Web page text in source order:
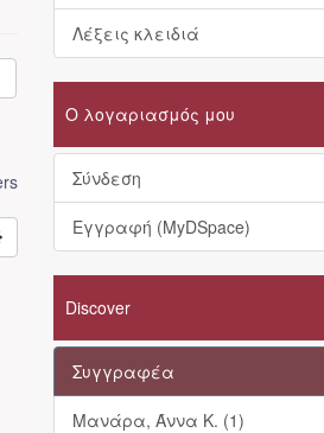
Λέξεις κλειδιά
Ο λογαριασμός μου
Σύνδεση
Εγγραφή (MyDSpace)
Discover
Συγγραφέα
Μανάρα, Άννα Κ. (1)